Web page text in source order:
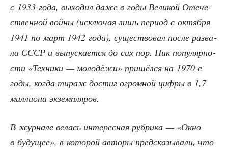
с 1933 года, выхо­дил даже в годы Вели­кой Оте­че­
ствен­ной вой­ны (исклю­чая лишь пери­од с октяб­ря
1941 по март 1942 года), суще­ство­вал после раз­ва­
ла СССР и выпус­ка­ет­ся до сих пор. Пик попу­ляр­но­
сти «Тех­ни­ки — моло­дё­жи» при­шёл­ся на 1970‑е
годы, когда тираж достиг огром­ной циф­ры в 1,7
мил­ли­о­на экземпляров.
В жур­на­ле велась инте­рес­ная руб­ри­ка — «Окно
в буду­щее», в кото­рой авто­ры пред­ска­зы­ва­ли, что